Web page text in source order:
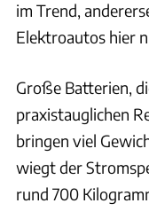
im Trend,
Elektroautos hier
Große Batterien,
praxistauglichen
bringen viel
wiegt der
rund 700